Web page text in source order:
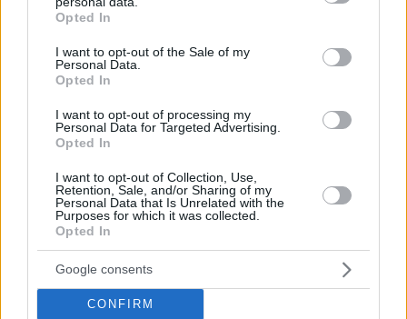
grant or deny consent to Google and its third-party tags to
use your data for below specified purposes in below Google
consent section.
Opted In
I want to opt-out of the Sale of my
Personal Data.
Opted In
I want to opt-out of processing my
Personal Data for Targeted Advertising.
Opted In
I want to opt-out of Collection, Use,
Retention, Sale, and/or Sharing of my
Personal Data that Is Unrelated with the
Purposes for which it was collected.
Opted In
Google consents
CONFIRM
Σαλάχ: Αποθεώθηκε από 25.000 φίλους της
Τραμπζονσπόρ στο «Papara Park», βίντεο και
φωτογραφίες
πριν 30 λεπτά
Πώς έγινε η τραγωδία με την νεκρή μητέρα στα Μάλια:
Βούτηξε για να βοηθήσει τη φίλη της και πνίγηκε, τα
πριν 31 λεπτά
ΔΕΙΤΕ ΟΛΕΣ ΤΙΣ ΕΙΔΗΣΕΙΣ
ΤΑ ΠΙΟ ΔΗΜΟΦΙΛΗ